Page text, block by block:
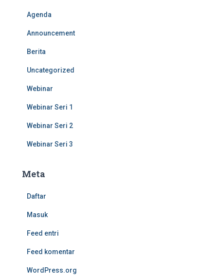
Agenda
Announcement
Berita
Uncategorized
Webinar
Webinar Seri 1
Webinar Seri 2
Webinar Seri 3
Meta
Daftar
Masuk
Feed entri
Feed komentar
WordPress.org